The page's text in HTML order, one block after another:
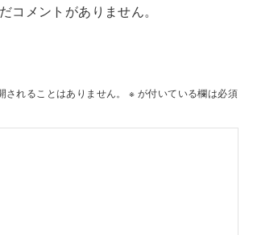
コメントがありません。
されることはありません。 ※ が付いている欄は必須